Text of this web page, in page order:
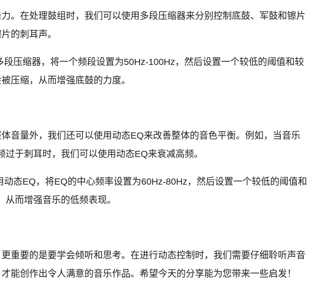
。在处理鼓组时，我们可以使用多段压缩器来分别控制底鼓、军鼓和镲片
的刺耳声。
压缩器，将一个频段设置为50Hz-100Hz，然后设置一个较低的阈值和较
压缩，从而增强底鼓的力度。
音量外，我们还可以使用动态EQ来改善整体的音色平衡。例如，当音乐
于刺耳时，我们可以使用动态EQ来衰减高频。
态EQ，将EQ的中心频率设置为60Hz-80Hz，然后设置一个较低的阈值和
而增强音乐的低频表现。
重要的是要学会倾听和思考。在进行动态控制时，我们需要仔细聆听声音
创作出令人满意的音乐作品。希望今天的分享能为您带来一些启发！